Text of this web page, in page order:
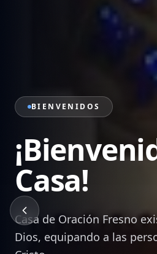
PRÉDICAS
Sana
la Palabra
Mensajes bíblicos que
equipan a cada creyente